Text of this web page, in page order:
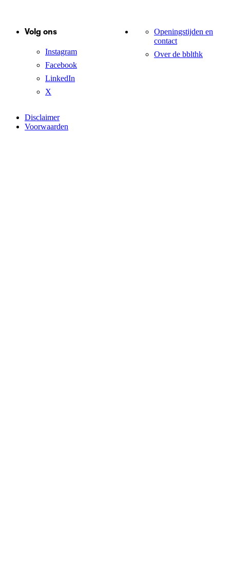
Volg ons
Instagram
Facebook
LinkedIn
X
Openingstijden en
contact
Over de bblthk
Disclaimer
Voorwaarden